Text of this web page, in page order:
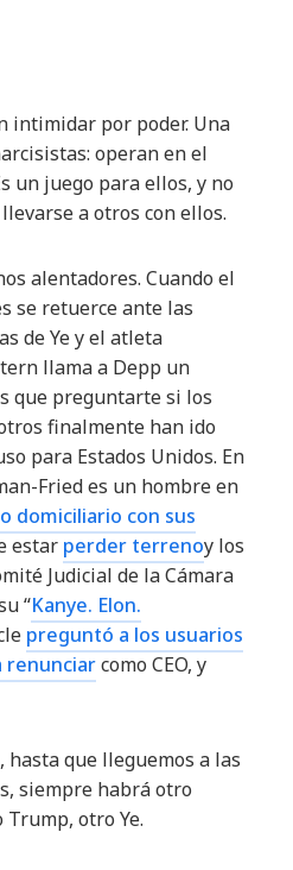
intimidar por poder. Una
operan en el
un juego para ellos, y no
a otros con ellos.
alentadores. Cuando el
se retuerce ante las
de Ye y el atleta
llama a Depp un
que preguntarte si los
finalmente han ido
para Estados Unidos. En
Fried es un hombre en
domiciliario con sus
estar perder terrenoy los
Judicial de la Cámara
“Kanye. Elon.
preguntó a los usuarios
renunciarcomo CEO, y
que lleguemos a las
siempre habrá otro
otro Ye.